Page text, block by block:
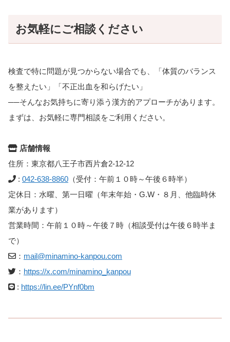
お気軽にご相談ください
検査で特に問題が見つからない場合でも、「体質のバランス
を整えたい」「不正出血を和らげたい」
──そんなお気持ちに寄り添う漢方的アプローチがあります。
まずは、お気軽に専門相談をご利用ください。
店舗情報
住所：東京都八王子市西片倉2-12-12
: 042-638-8860 （受付：午前１０時～午後６時半）
定休日：水曜、第一日曜（年末年始・G.W・８月、他臨時休
業があります）
営業時間：午前１０時～午後７時（相談受付は午後６時半ま
で）
： mail@minamino-kanpou.com
： https://x.com/minamino_kanpou
: https://lin.ee/PYnf0bm